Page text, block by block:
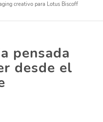
creativo para Lotus Biscoff
pensada
desde el